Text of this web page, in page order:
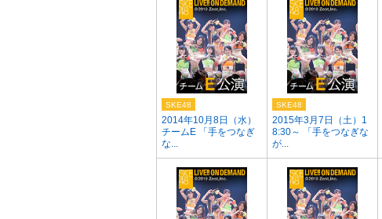
2014年10月8日（水）
チームE 「手をつなぎ
な...
SKE48
2015年3月7日（土）1
8:30～ 「手をつなぎな
が...
SKE48